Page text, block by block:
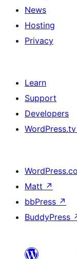
News
Hosting
Privacy
Learn
Support
Developers
WordPress.tv
Matt ↗
bbPress ↗
BuddyPress